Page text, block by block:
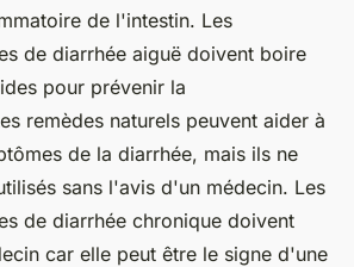
de l'intestin. Les
de diarrhée aiguë doivent boire
pour prévenir la
remèdes naturels peuvent aider à
de la diarrhée, mais ils ne
sans l'avis d'un médecin. Les
de diarrhée chronique doivent
car elle peut être le signe d'une